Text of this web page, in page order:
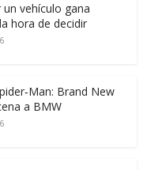
vehículo gana
hora de decidir
Brand New
a BMW